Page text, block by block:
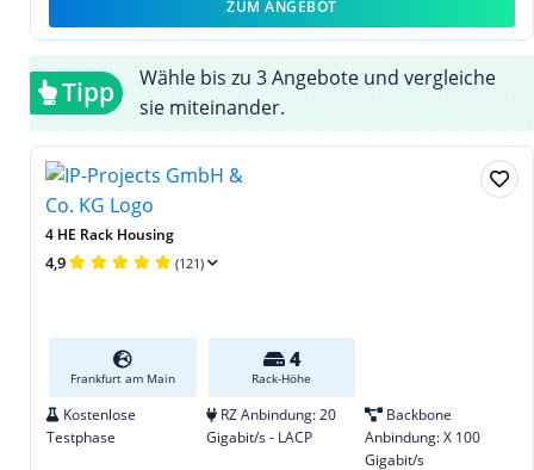
ZUM ANGEBOT
Tipp
Wähle bis zu 3 Angebote und vergleiche
sie miteinander.
4 HE Rack Housing
4,9 (121)
Frankfurt am Main
4
Rack-Höhe
Kostenlose
Testphase
RZ Anbindung: 20
Gigabit/s - LACP
Backbone
Anbindung: X 100
Gigabit/s